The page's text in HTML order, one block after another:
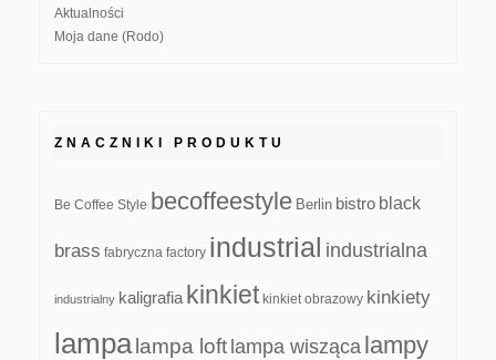
Aktualności
Moja dane (Rodo)
ZNACZNIKI PRODUKTU
Be Coffee Style becoffeestyle Berlin bistro black
brass fabryczna factory industrial industrialna
industrialny kaligrafia kinkiet kinkiet obrazowy kinkiety
lampa lampa loft lampa wisząca lampy